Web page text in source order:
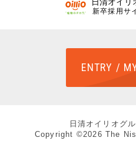
日清オイリ
新卒採用サ
ENTRY /
日清オイリオグ
Copyright ©2026 The